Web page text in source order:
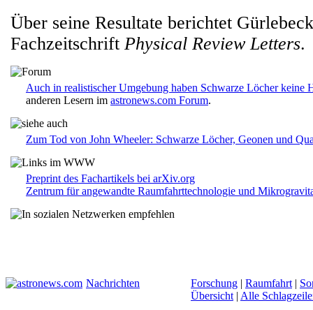
Über seine Resultate berichtet
Fachzeitschrift Physical Review Letters.
Auch in realistischer Umgebung haben Schwarze Löcher keine
anderen Lesern im astronews.com Forum.
Zum Tod von John Wheeler: Schwarze Löcher, Geonen und
Preprint des Fachartikels bei arXiv.org
Zentrum für angewandte Raumfahrttechnologie und
Nachrichten Forschung | Raumfahrt |
Übersicht | Alle